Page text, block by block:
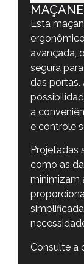
Esta
avançada,
segura
das portas.
a
e controle
Projetadas
como as
minimizam
Consulte a